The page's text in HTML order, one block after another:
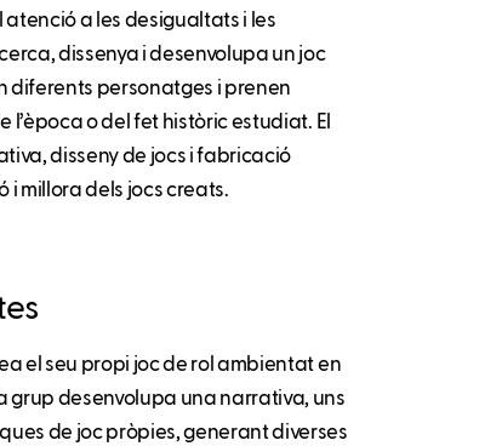
a les desigualtats i les
dissenya i desenvolupa un joc
diferents personatges i prenen
o del fet històric estudiat. El
disseny de jocs i fabricació
millora dels jocs creats.
el seu propi joc de rol ambientat en
grup desenvolupa una narrativa, uns
de joc pròpies, generant diverses